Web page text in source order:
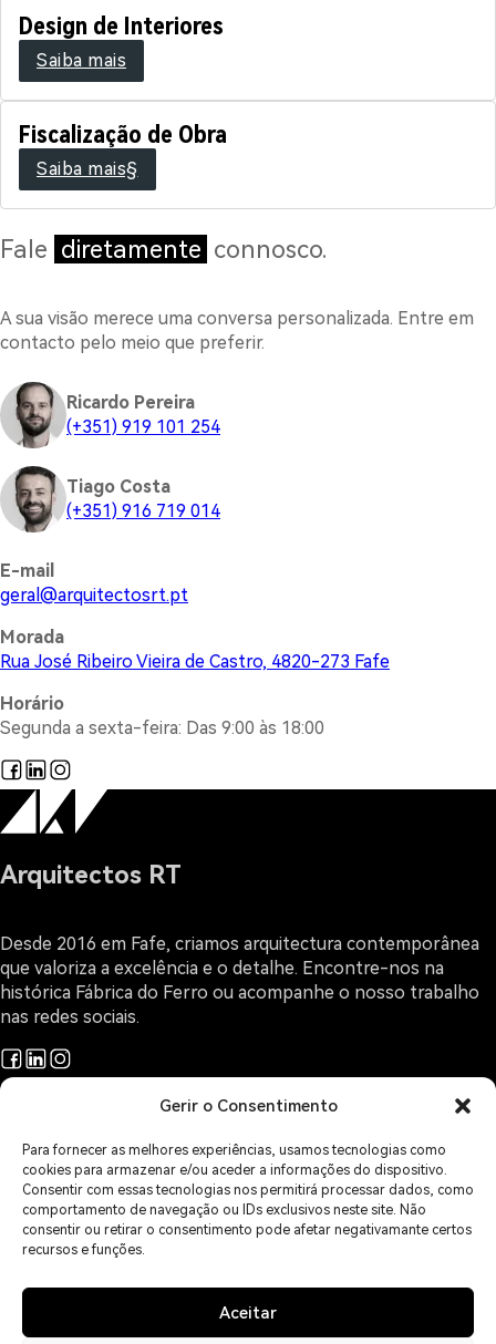
Gerir o Consentimento
Para fornecer as melhores experiências, usamos tecnologias como
cookies para armazenar e/ou aceder a informações do dispositivo.
Consentir com essas tecnologias nos permitirá processar dados, como
comportamento de navegação ou IDs exclusivos neste site. Não
consentir ou retirar o consentimento pode afetar negativamante certos
recursos e funções.
Aceitar
Design de Interiores
Saiba mais
Fiscalização de Obra
Saiba mais§
Fale diretamente connosco.
A sua visão merece uma conversa personalizada. Entre em
contacto pelo meio que preferir.
Ricardo Pereira
(+351) 919 101 254
Tiago Costa
(+351) 916 719 014
E-mail
tp.trsotcetiuqra
@lareg
Morada
Rua José Ribeiro Vieira de Castro, 4820-273 Fafe
Horário
Segunda a sexta-feira: Das 9:00 às 18:00
Arquitectos RT
Desde 2016 em Fafe, criamos arquitectura contemporânea
que valoriza a excelência e o detalhe. Encontre-nos na
histórica Fábrica do Ferro ou acompanhe o nosso trabalho
nas redes sociais.
Arquitectura e Design
O Gabinete
Sobre Arquitectura
Contactos
Áreas de Serviço
Política de Privacidade
Política de Cookies
Isenção de Responsabilidade
Imprint